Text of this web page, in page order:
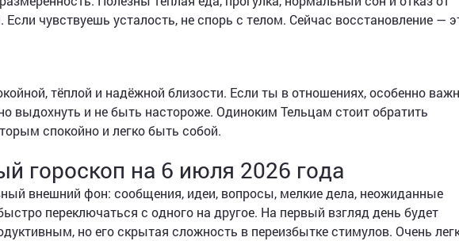
Если чувствуешь усталость, не спорь с телом. Сейчас восстановление —
тёплой и надёжной близости. Если ты в отношениях, особенно
выдохнуть и не быть настороже. Одиноким Тельцам стоит обратить
спокойно и легко быть собой.
гороскоп на 6 июля 2026 года
внешний фон: сообщения, идеи, вопросы, мелкие дела, неожиданные
переключаться с одного на другое. На первый взгляд день будет
но его скрытая сложность в переизбытке стимулов. Очень